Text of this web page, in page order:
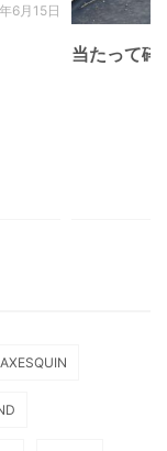
6月15日
当たって砕
AXESQUIN